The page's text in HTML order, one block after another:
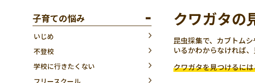
子育ての悩み
いじめ
不登校
学校に行きたくない
フリースクール
クワガタの
昆虫採集で、カブトム
いるかわからなければ
クワガタを見つけるに